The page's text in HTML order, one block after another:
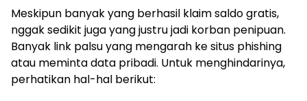
Meskipun banyak yang berhasil klaim saldo gratis,
nggak sedikit juga yang justru jadi korban penipuan.
Banyak link palsu yang mengarah ke situs phishing
atau meminta data pribadi. Untuk menghindarinya,
perhatikan hal-hal berikut: